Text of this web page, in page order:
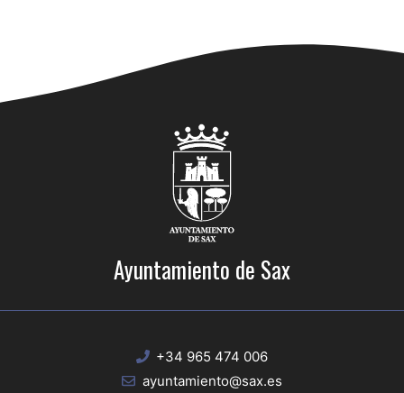
Ayuntamiento de Sax
+34 965 474 006
ayuntamiento@sax.es